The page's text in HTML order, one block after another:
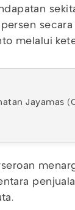
melalui
Jayamas